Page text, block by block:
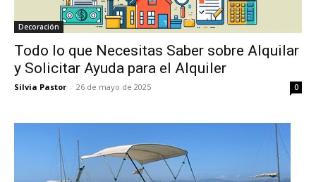
Decoración
Todo lo que Necesitas Saber sobre Alquilar
y Solicitar Ayuda para el Alquiler
Silvia Pastor - 26 de mayo de 2025 0